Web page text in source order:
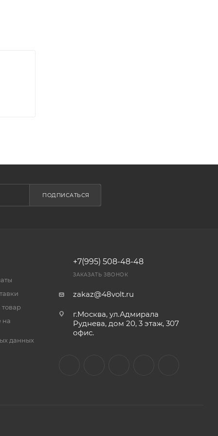
ПОДПИСАТЬСЯ
товар
на
данных
+7(995) 508-48-48
ЗАКАЗАТЬ ЗВОНОК
zakaz@48volt.ru
г.Москва, ул.Адмирала
Руднева, дом 20, 3 этаж, 307
офис.